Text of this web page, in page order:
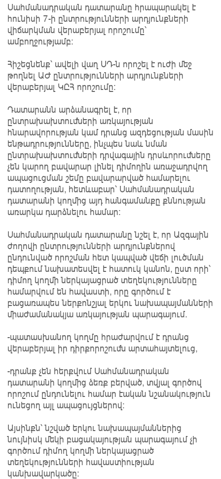
Սահմանադրական դատարանը հրապարակել է
հունիսի 7-ի ընտրությունների արդյունքների
վիճարկման վերաբերյալ որոշումը՝
ամբողջությամբ։
Հիշեցնենք՝ ավելի վաղ ՍԴ-ն որոշել է ուժի մեջ
թողնել ԱԺ ընտրությունների արդյունքների
վերաբերյալ ԿԸՀ որոշումը։
Դատարանն արձանագրել է, որ
ընտրախախտուﬓերի առկայության
հնարավորության կամ դրանց ազդեցության մասին
ենթադրությունները, ինչպես նաև նման
ընտրախախտուﬓերի դրվագային դրսևորուﬓերը
չեն կարող բավարար լինել դիմողին առաջադրվող
ապացուցման շեմը բավարարված համարելու
դատողության, հետևաբար՝ Սահմանադրական
դատարանի կողﬕց այդ հանգամանքը քննության
առարկա դարձնելու համար:
Սահմանադրական դատարանը նշել է, որ Ազգային
ժողովի ընտրությունների արդյունքներով
ընդունված որոշման հետ կապված վեճի լուծման
դեպքում նախատեսվել է հատուկ կանոն, ըստ որի՝
դիմող կողմի ներկայացրած տեղեկությունները
համարվում են հավաստի, որը գործում է
բացառապես ներքոնշյալ երկու նախապայմանների
միաժամանակյա առկայության պարագայում.
-պատասխանող կողմը հրաժարվում է դրանց
վերաբերյալ իր դիրքորոշումն արտահայտելուց,
-դրանք չեն հերքվում Սահմանադրական
դատարանի կողմից ձեռք բերված, տվյալ գործով
որոշում ընդունելու համար էական նշանակություն
ունեցող այլ ապացույցներով:
Այսինքն՝ նշված երկու նախապայմաններից
նույնիսկ մեկի բացակայության պարագայում չի
գործում դիմող կողմի ներկայացրած
տեղեկությունների հավաստիության
կանխավարկածը: